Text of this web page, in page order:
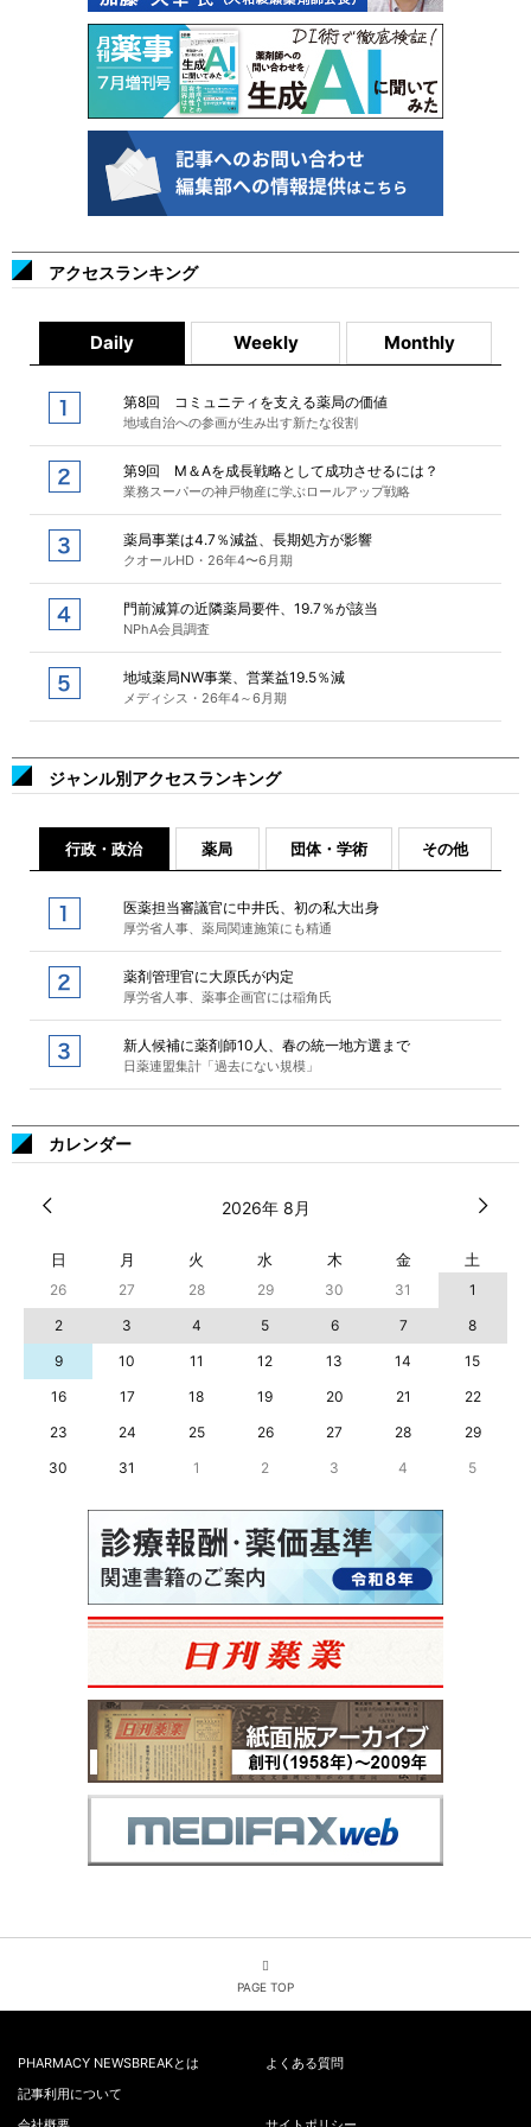
アクセスランキング
Daily Weekly Monthly
第8回 コミュニティを支える薬局の価値
地域自治への参画が生み出す新たな役割
第9回 M＆Aを成長戦略として成功させるには？
業務スーパーの神戸物産に学ぶロールアップ戦略
薬局事業は4.7％減益、長期処方が影響
クオールHD・26年4〜6月期
門前減算の近隣薬局要件、19.7％が該当
NPhA会員調査
地域薬局NW事業、営業益19.5％減
メディシス・26年4～6月期
ジャンル別アクセスランキング
行政・政治 薬局 団体・学術 その他
医薬担当審議官に中井氏、初の私大出身
厚労省人事、薬局関連施策にも精通
薬剤管理官に大原氏が内定
厚労省人事、薬事企画官には稲角氏
新人候補に薬剤師10人、春の統一地方選まで
日薬連盟集計「過去にない規模」
カレンダー
2026年 8月
日 月 火 水 木 金 土
26 27 28 29 30 31
1
2
3 4 5 6 7
8
9
10 11 12 13 14
15
16
17 18 19 20 21
22
23
24 25 26 27 28
29
30
31 1 2 3 4 5
PAGE TOP
PHARMACY NEWSBREAKとは
よくある質問
記事利用について